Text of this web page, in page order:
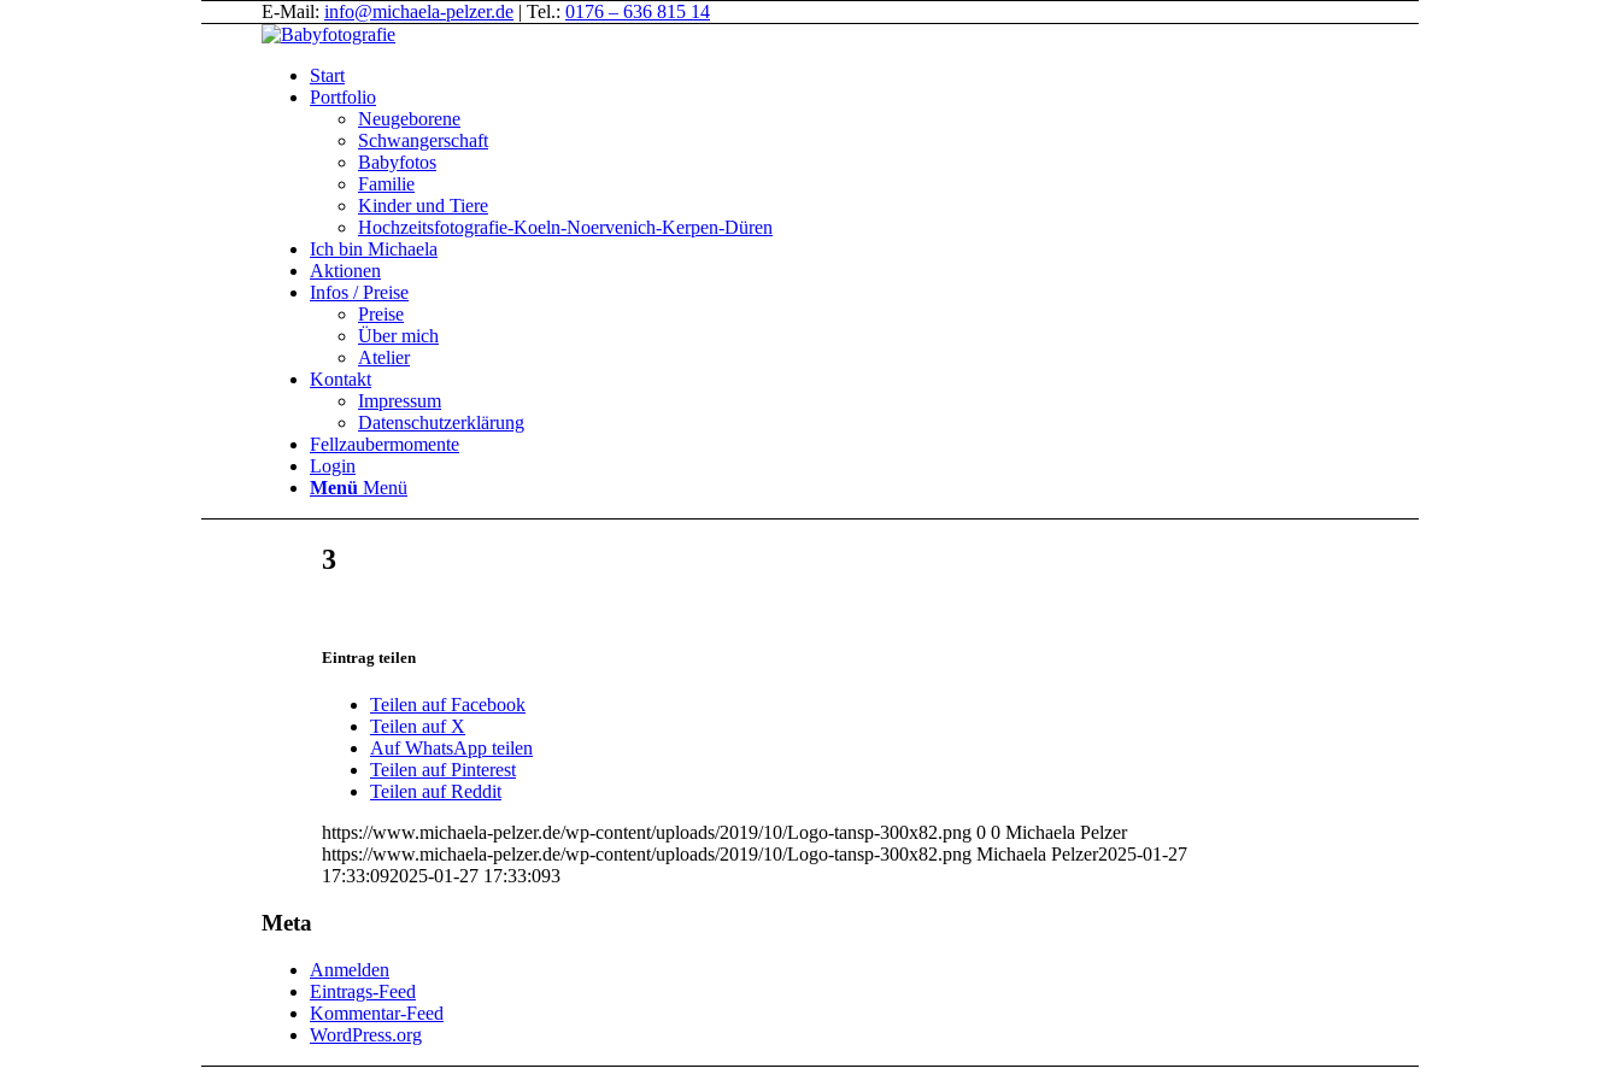
E-Mail: info@michaela-pelzer.de | Tel.: 0176 – 636 815 14
Start
Portfolio
Neugeborene
Schwangerschaft
Babyfotos
Familie
Kinder und Tiere
Hochzeitsfotografie-Koeln-Noervenich-Kerpen-Düren
Ich bin Michaela
Aktionen
Infos / Preise
Preise
Über mich
Atelier
Kontakt
Impressum
Datenschutzerklärung
Fellzaubermomente
Login
Menü Menü
3
Eintrag teilen
Teilen auf Facebook
Teilen auf X
Auf WhatsApp teilen
Teilen auf Pinterest
Teilen auf Reddit
https://www.michaela-pelzer.de/wp-content/uploads/2019/10/Logo-tansp-300x82.png 0 0 Michaela Pelzer
https://www.michaela-pelzer.de/wp-content/uploads/2019/10/Logo-tansp-300x82.png Michaela Pelzer2025-01-27
17:33:092025-01-27 17:33:093
Meta
Anmelden
Eintrags-Feed
Kommentar-Feed
WordPress.org